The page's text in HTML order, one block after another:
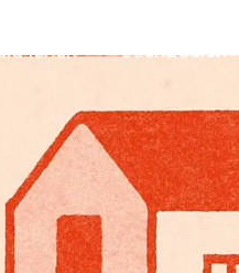
lenen Leendoelen